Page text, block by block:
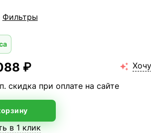
Фильтры
₽ 
скидка при оплате на сайте
в 1 клик